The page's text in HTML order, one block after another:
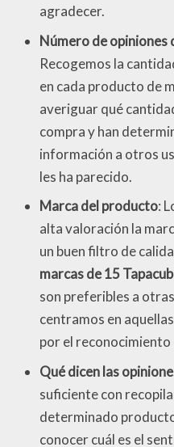
agradecer.
Número de opiniones
Recogemos la
en cada producto de
averiguar qué
compra y han
información a otros
les ha parecido.
Marca del producto:
alta valoración la
un buen filtro de
marcas de 15
son preferibles a
centramos en
por el reconocimiento
Qué dicen las
suficiente con
determinado
conocer cuál es el